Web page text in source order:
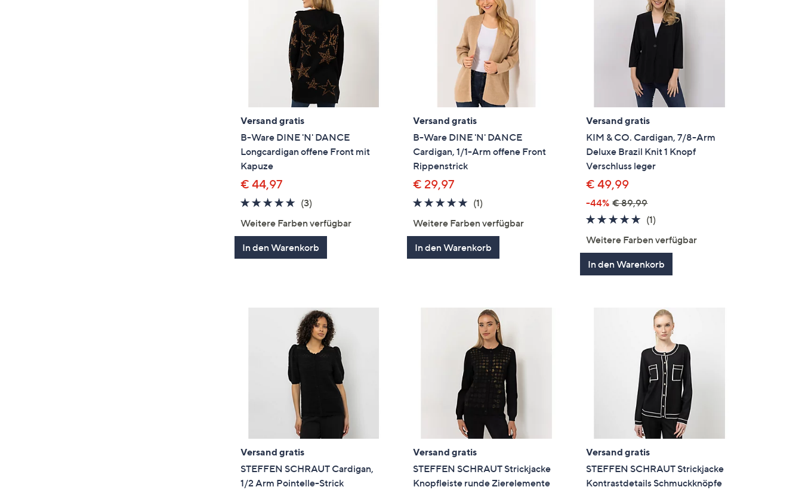
Versand gratis
B-Ware DINE 'N' DANCE
Longcardigan offene Front mit
Kapuze
€ 44,97
5.0
(3)3
Weitere Farben verfügbar
In den Warenkorb
Versand gratis
B-Ware DINE 'N' DANCE
Cardigan, 1/1-Arm offene Front
Rippenstrick
€ 29,97
5.0
(1)
Weitere Farben verfügbar
In den Warenkorb
Versand gratis
KIM & CO. Cardigan, 7/8-Arm
Deluxe Brazil Knit 1 Knopf
Verschluss leger
€ 49,99
-44% € 89,99
5.0
(1)
Weitere Farben verfügbar
In den Warenkorb
Versand gratis
STEFFEN SCHRAUT Cardigan,
1/2 Arm Pointelle-Strick
Versand gratis
STEFFEN SCHRAUT Strickjacke
Knopfleiste runde Zierelemente
Versand gratis
STEFFEN SCHRAUT Strickjacke
Kontrastdetails Schmuckknöpfe